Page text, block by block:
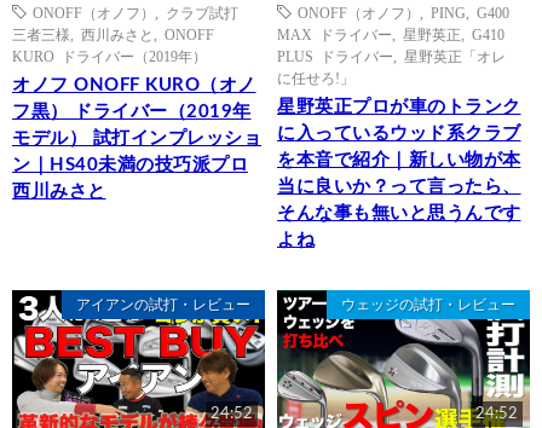
ONOFF（オノフ）
クラブ試打
三者三様
西川みさと
ONOFF
KURO ドライバー（2019年）
オノフ ONOFF KURO（オノ
フ黒） ドライバー（2019年
モデル） 試打インプレッショ
ン｜HS40未満の技巧派プロ
西川みさと
ONOFF（オノフ） PING
G400
MAX ドライバー
星野英正
G410
PLUS ドライバー
星野英正「オレ
に任せろ!」
星野英正プロが車のトランク
に入っているウッド系クラブ
を本音で紹介｜新しい物が本
当に良いか？って言ったら、
そんな事も無いと思うんです
よね
アイアンの試打・レビュー
24:52
ウェッジの試打・レビュー
24:52